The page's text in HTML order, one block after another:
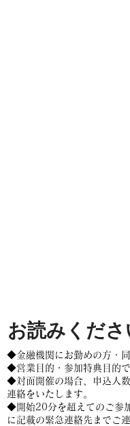
お読みくださ
◆金融機関にお勤めの方・
◆営業目的・参加特典目的
◆対面開催の場合、申込人
連絡をいたします。
◆開始20分を超えてのご参
に記載の緊急連絡先までご